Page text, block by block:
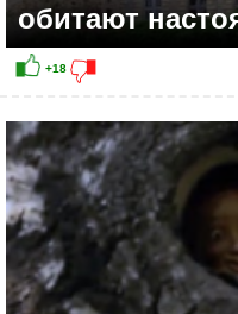
+7
обитают